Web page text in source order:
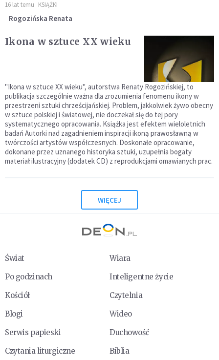
16 lat temu KSIĄŻKI
Rogozińska Renata
Ikona w sztuce XX wieku
"Ikona w sztuce XX wieku", autorstwa Renaty Rogozińskiej, to
publikacja szczególnie ważna dla zrozumienia fenomenu ikony w
przestrzeni sztuki chrześcijańskiej. Problem, jakkolwiek żywo obecny
w sztuce polskiej i światowej, nie doczekał się do tej pory
systematycznego opracowania. Książka jest efektem wieloletnich
badań Autorki nad zagadnieniem inspiracji ikoną prawosławną w
twórczości artystów współczesnych. Doskonałe opracowanie,
dokonane przez uznanego historyka sztuki, uzupełnia bogaty
materiał ilustracyjny (dodatek CD) z reprodukcjami omawianych prac.
WIĘCEJ
Świat
Wiara
Po godzinach
Inteligentne życie
Kościół
Czytelnia
Blogi
Wideo
Serwis papieski
Duchowość
Czytania liturgiczne
Biblia